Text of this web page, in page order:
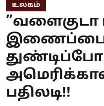
உலகம்
”வளைகுடா
பதிலடி!!